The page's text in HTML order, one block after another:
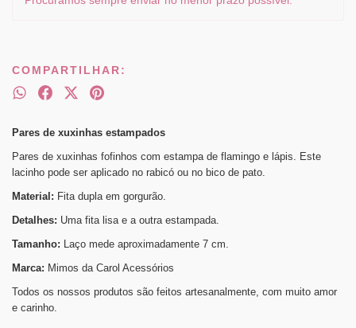
COMPARTILHAR:
Pares de xuxinhas estampados
Pares de xuxinhas fofinhos com estampa de flamingo e lápis. Este
lacinho pode ser aplicado no rabicó ou no bico de pato.
Material: Fita dupla em gorgurão.
Detalhes: Uma fita lisa e a outra estampada.
Tamanho: Laço mede aproximadamente 7 cm.
Marca: Mimos da Carol Acessórios
Todos os nossos produtos são feitos artesanalmente, com muito amor
e carinho.